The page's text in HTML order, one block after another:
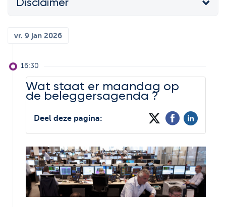
Support
Lexicon
Beursboeken in de
kijker
Disclaimer
vr. 9 jan 2026
16:30
Wat staat er maandag op
de beleggersagenda ?
Deel deze pagina: